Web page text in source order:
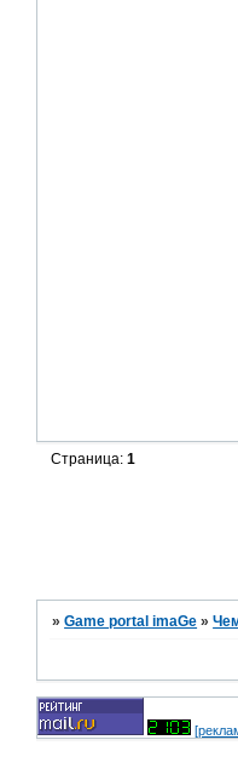
Страница:1
»Game portal imaGe »